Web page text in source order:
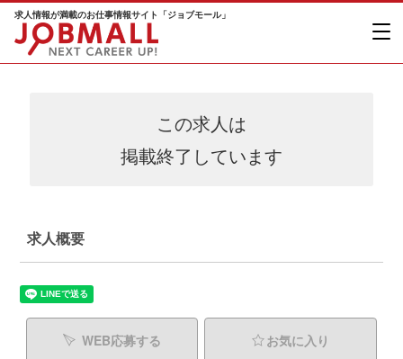
求人情報が満載のお仕事情報サイト「ジョブモール」
この求人は
掲載終了しています
求人概要
WEB応募する お気に入り